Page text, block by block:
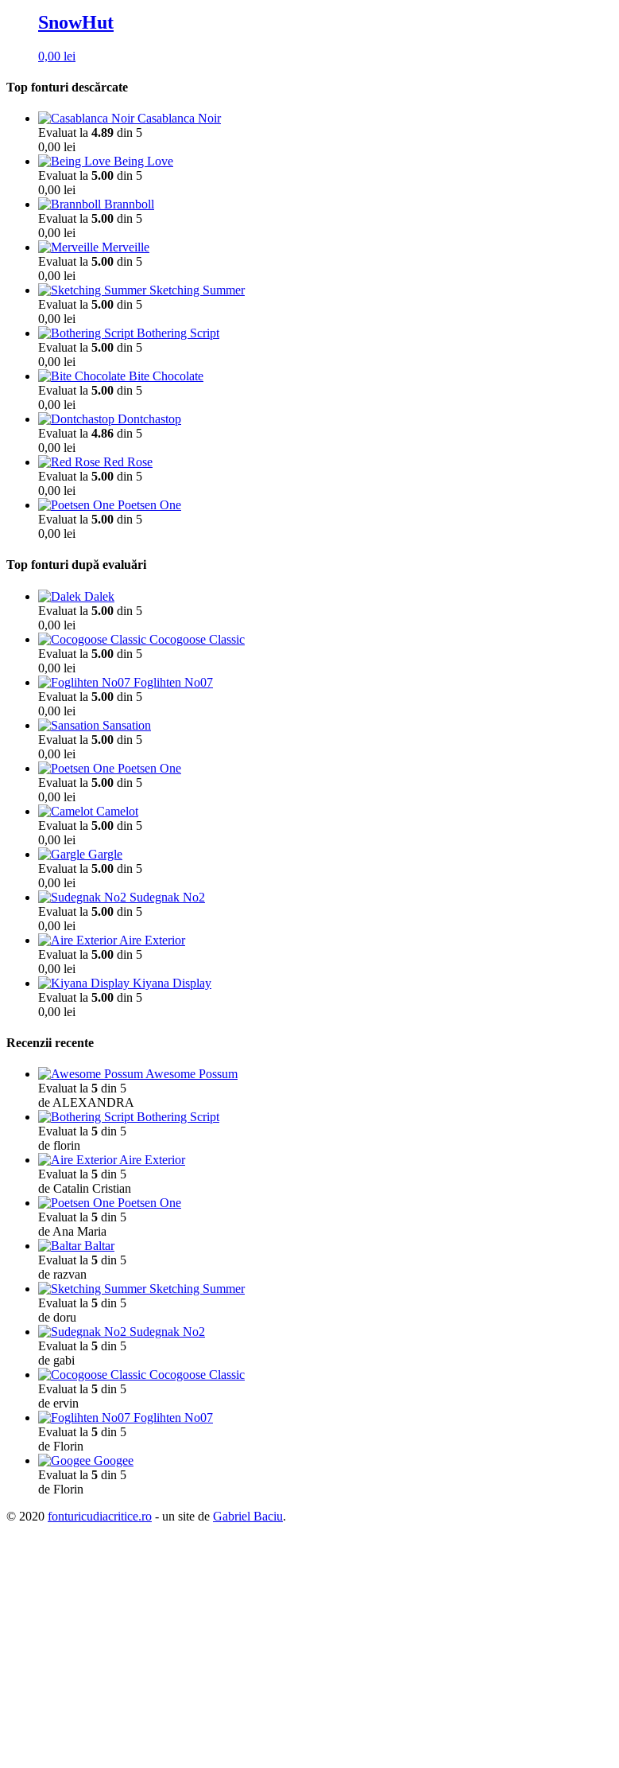
SnowHut
0,00 lei
Top fonturi descărcate
Casablanca Noir
Evaluat la 4.89 din 5
0,00 lei
Being Love
Evaluat la 5.00 din 5
0,00 lei
Brannboll
Evaluat la 5.00 din 5
0,00 lei
Merveille
Evaluat la 5.00 din 5
0,00 lei
Sketching Summer
Evaluat la 5.00 din 5
0,00 lei
Bothering Script
Evaluat la 5.00 din 5
0,00 lei
Bite Chocolate
Evaluat la 5.00 din 5
0,00 lei
Dontchastop
Evaluat la 4.86 din 5
0,00 lei
Red Rose
Evaluat la 5.00 din 5
0,00 lei
Poetsen One
Evaluat la 5.00 din 5
0,00 lei
Top fonturi după evaluări
Dalek
Evaluat la 5.00 din 5
0,00 lei
Cocogoose Classic
Evaluat la 5.00 din 5
0,00 lei
Foglihten No07
Evaluat la 5.00 din 5
0,00 lei
Sansation
Evaluat la 5.00 din 5
0,00 lei
Poetsen One
Evaluat la 5.00 din 5
0,00 lei
Camelot
Evaluat la 5.00 din 5
0,00 lei
Gargle
Evaluat la 5.00 din 5
0,00 lei
Sudegnak No2
Evaluat la 5.00 din 5
0,00 lei
Aire Exterior
Evaluat la 5.00 din 5
0,00 lei
Kiyana Display
Evaluat la 5.00 din 5
0,00 lei
Recenzii recente
Awesome Possum
Evaluat la 5 din 5
de ALEXANDRA
Bothering Script
Evaluat la 5 din 5
de florin
Aire Exterior
Evaluat la 5 din 5
de Catalin Cristian
Poetsen One
Evaluat la 5 din 5
de Ana Maria
Baltar
Evaluat la 5 din 5
de razvan
Sketching Summer
Evaluat la 5 din 5
de doru
Sudegnak No2
Evaluat la 5 din 5
de gabi
Cocogoose Classic
Evaluat la 5 din 5
de ervin
Foglihten No07
Evaluat la 5 din 5
de Florin
Googee
Evaluat la 5 din 5
de Florin
© 2020 fonturicudiacritice.ro - un site de Gabriel Baciu.